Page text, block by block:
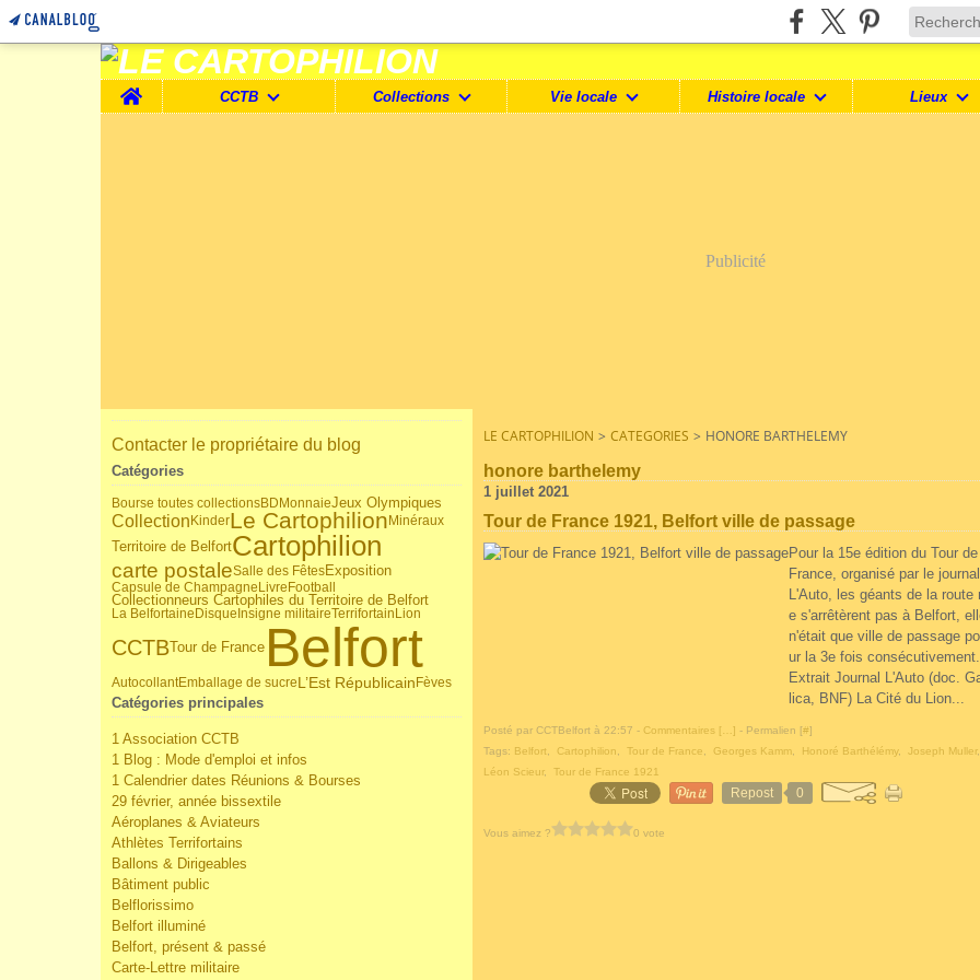
Home
CCTB Collections Vie locale Histoire locale Lieux
Publicité
Contacter le propriétaire du blog
Catégories
Bourse toutes collectionsBD MonnaieJeux Olympiques
Collection KinderLe Cartophilion Minéraux
Territoire de BelfortCartophilion
carte postaleSalle des FêtesExposition
Capsule de Champagne Livre Football
Collectionneurs Cartophiles du Territoire de Belfort
La Belfortaine Disque Insigne militaireTerrifortain Lion
CCTBTour de France Belfort
AutocollantEmballage de sucreL’Est Républicain Fèves
Catégories principales
1 Association CCTB
1 Blog : Mode d'emploi et infos
1 Calendrier dates Réunions & Bourses
29 février, année bissextile
Aéroplanes & Aviateurs
Athlètes Terrifortains
Ballons & Dirigeables
Bâtiment public
Belflorissimo
Belfort illuminé
Belfort, présent & passé
Carte-Lettre militaire
LE CARTOPHILION > CATEGORIES > HONORE BARTHELEMY
honore barthelemy
1 juillet 2021
Tour de France 1921, Belfort ville de passage
Pour la 15e édition du Tour de
France, organisé par le journal
L'Auto, les géants de la route
e s'arrêtèrent pas à Belfort,
n'était que ville de passage po
ur la 3e fois consécutivement.
Extrait Journal L'Auto (doc.
lica, BNF) La Cité du Lion...
Posté par CCTBelfort à 22:57 - Commentaires [ ] - Permalien [#]
Tags: Belfort Cartophilion Tour de France Georges Kamm Honoré Barthélémy, Joseph Muller
Léon Scieur, Tour de France 1921
Repost 0
Vous aimez ? 0 vote